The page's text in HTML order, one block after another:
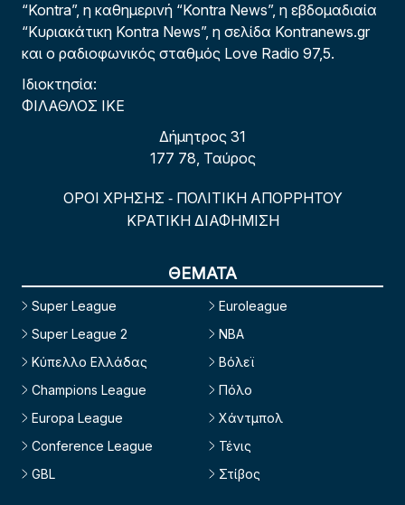
“Kontra”, η καθημερινή “Kontra News”, η εβδομαδιαία
“Κυριακάτικη Kontra News”, η σελίδα Kontranews.gr
και ο ραδιοφωνικός σταθμός Love Radio 97,5.
Ιδιοκτησία:
ΦΙΛΑΘΛΟΣ ΙΚΕ
Δήμητρος 31
177 78, Ταύρος
ΟΡΟΙ ΧΡΗΣΗΣ - ΠΟΛΙΤΙΚΗ ΑΠΟΡΡΗΤΟΥ
ΚΡΑΤΙΚΗ ΔΙΑΦΗΜΙΣΗ
ΘΕΜΑΤΑ
Super League
Super League 2
Κύπελλο Ελλάδας
Champions League
Europa League
Conference League
GBL
Euroleague
NBA
Βόλεϊ
Πόλο
Χάντμπολ
Τένις
Στίβος